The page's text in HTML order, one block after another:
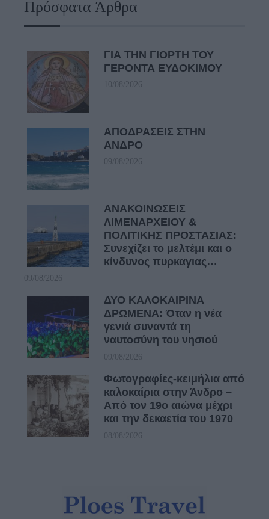
Πρόσφατα Άρθρα
ΓΙΑ ΤΗΝ ΓΙΟΡΤΗ ΤΟΥ
ΓΕΡΟΝΤΑ ΕΥΔΟΚΙΜΟΥ
10/08/2026
ΑΠΟΔΡΑΣΕΙΣ ΣΤΗΝ
ΑΝΔΡΟ
09/08/2026
ΑΝΑΚΟΙΝΩΣΕΙΣ
ΛΙΜΕΝΑΡΧΕΙΟΥ &
ΠΟΛΙΤΙΚΗΣ ΠΡΟΣΤΑΣΙΑΣ:
Συνεχίζει το μελτέμι και ο
κίνδυνος πυρκαγιας…
09/08/2026
ΔΥΟ ΚΑΛΟΚΑΙΡΙΝΑ
ΔΡΩΜΕΝΑ: Όταν η νέα
γενιά συναντά τη
ναυτοσύνη του νησιού
09/08/2026
Φωτογραφίες-κειμήλια από
καλοκαίρια στην Άνδρο –
Από τον 19ο αιώνα μέχρι
και την δεκαετία του 1970
08/08/2026